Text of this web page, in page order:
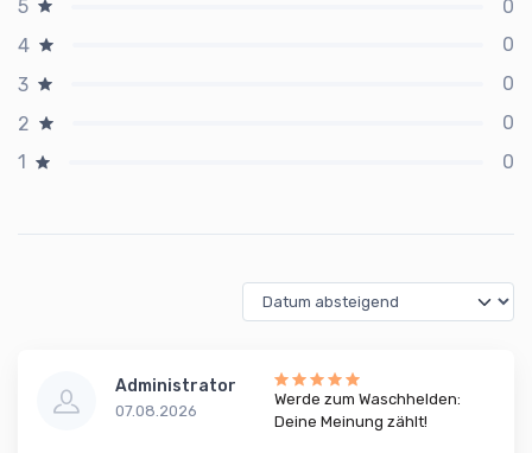
5
0
4
0
3
0
2
0
1
0
Administrator
07.08.2026
Werde zum Waschhelden:
Deine Meinung zählt!